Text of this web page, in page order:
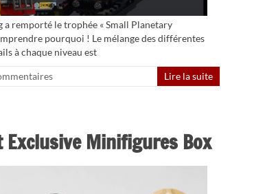
remporté le trophée « Small Planetary
pourquoi ! Le mélange des différentes
à chaque niveau est
Lire la suite
Exclusive Minifigures Box